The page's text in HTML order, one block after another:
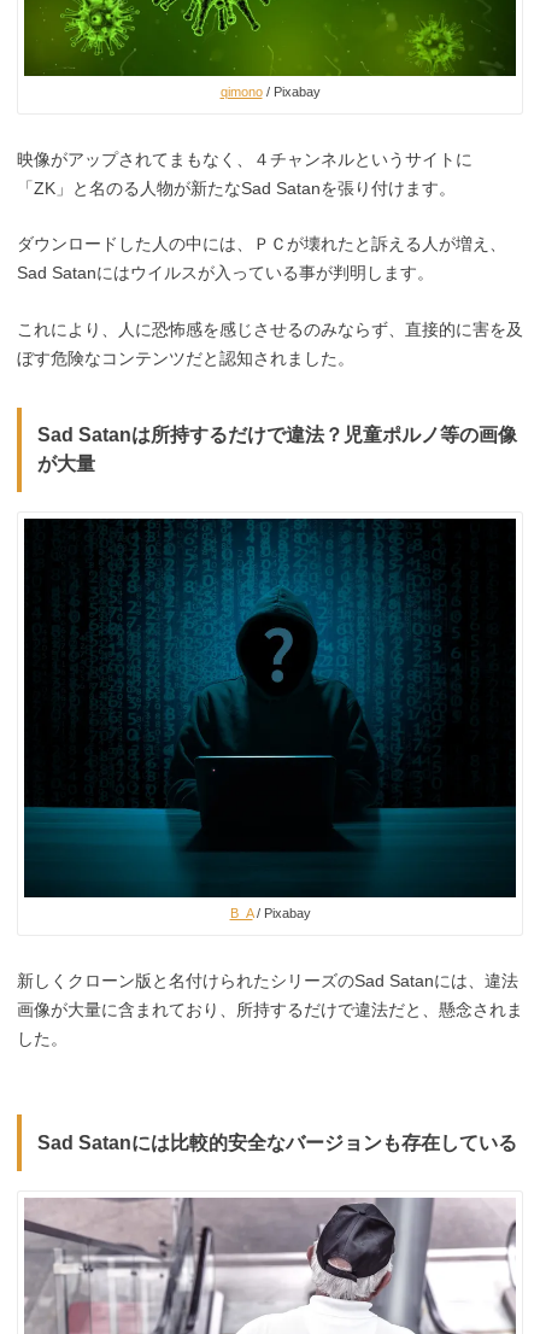
qimono/ Pixabay
映像がアップされてまもなく、４チャンネルというサイトに
「ZK」と名のる人物が新たなSad Satanを張り付けます。
ダウンロードした人の中には、ＰＣが壊れたと訴える人が増え、
Sad Satanにはウイルスが入っている事が判明します。
これにより、人に恐怖感を感じさせるのみならず、直接的に害を及
ぼす危険なコンテンツだと認知されました。
Sad Satanは所持するだけで違法？児童ポルノ等の画像
が大量
B_A/ Pixabay
新しくクローン版と名付けられたシリーズのSad Satanには、違法
画像が大量に含まれており、所持するだけで違法だと、懸念されま
した。
Sad Satanには比較的安全なバージョンも存在している